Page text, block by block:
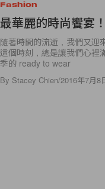
Fashion
最華麗的時尚饗宴
隨著時間的流逝，我們又迎
這個時刻，總是讓我們心裡
季的 ready to wear
By Stacey Chien/2016年7月8